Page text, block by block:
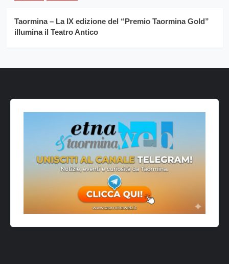
Taormina – La IX edizione del “Premio Taormina Gold”
illumina il Teatro Antico